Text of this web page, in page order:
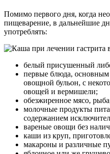
Помимо первого дня, когда
пищеварение, в дальнейшие
употреблять:
белый присушенный
первые блюда,
овощной бульон, с
овощей и вермишели;
обезжиренное мясо,
молочные продукты
содержанием
вареные овощи без
каши из круп,
макароны и различные